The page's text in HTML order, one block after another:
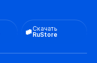
Скачать
RuStore